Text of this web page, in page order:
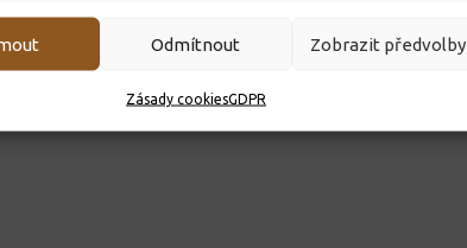
Odmítnout Zobrazit předvolby
Zásady cookiesGDPR